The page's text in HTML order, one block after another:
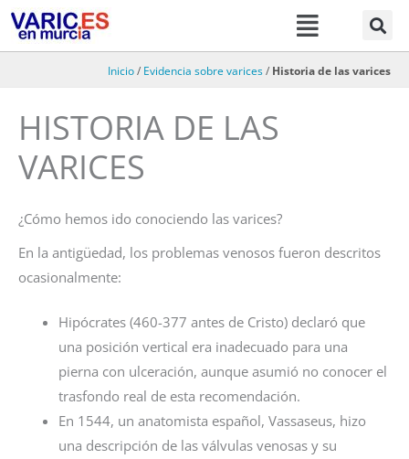
Menú
Inicio/ Evidencia sobre varices/ Historia de las varices
HISTORIA DE LAS
VARICES
¿Cómo hemos ido conociendo las varices?
En la antigüedad, los problemas venosos fueron descritos
ocasionalmente:
Hipócrates (460-377 antes de Cristo) declaró que
una posición vertical era inadecuado para una
pierna con ulceración, aunque asumió no conocer el
trasfondo real de esta recomendación.
En 1544, un anatomista español, Vassaseus, hizo
una descripción de las válvulas venosas y su